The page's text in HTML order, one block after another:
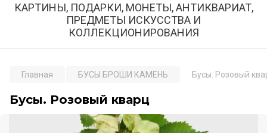
КАРТИНЫ, ПОДАРКИ, МОНЕТЫ, АНТИКВАРИАТ,
ПРЕДМЕТЫ ИСКУССТВА И
КОЛЛЕКЦИОНИРОВАНИЯ
Главная БУСЫ БРОШИ КАМЕНЬ Бусы. Розовый
Бусы. Розовый кварц